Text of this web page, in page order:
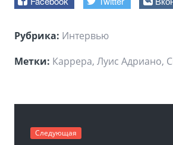
Рубрика: Интервью
Метки: Каррера, Луис Адриано,
Следующая